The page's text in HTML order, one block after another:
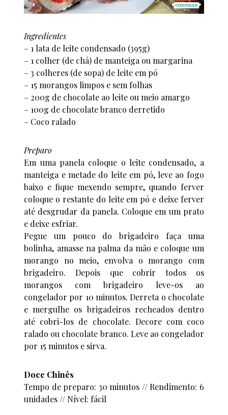
Ingredientes
– 1 lata de leite condensado (395g)
– 1 colher (de chá) de manteiga ou margarina
– 3 colheres (de sopa) de leite em pó
– 15 morangos limpos e sem folhas
– 200g de chocolate ao leite ou meio amargo
– 100g de chocolate branco derretido
– Coco ralado
Preparo
Em uma panela coloque o leite condensado, a
manteiga e metade do leite em pó, leve ao fogo
baixo e fique mexendo sempre, quando ferver
coloque o restante do leite em pó e deixe ferver
até desgrudar da panela. Coloque em um prato
e deixe esfriar.
Pegue um pouco do brigadeiro faça uma
bolinha, amasse na palma da mão e coloque um
morango no meio, envolva o morango com
brigadeiro. Depois que cobrir todos os
morangos com brigadeiro leve-os ao
congelador por 10 minutos. Derreta o chocolate
e mergulhe os brigadeiros recheados dentro
até cobri-los de chocolate. Decore com coco
ralado ou chocolate branco. Leve ao congelador
por 15 minutos e sirva.
Doce Chinês
Tempo de preparo: 30 minutos // Rendimento: 6
unidades // Nível: fácil